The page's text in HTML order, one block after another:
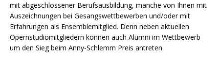
mit abgeschlossener Berufsausbildung, manche von Ihnen mit
Auszeichnungen bei Gesangswettbewerben und/oder mit
Erfahrungen als Ensemblemitglied. Denn neben aktuellen
Opernstudiomitgliedern können auch Alumni im Wettbewerb
um den Sieg beim Anny-Schlemm Preis antreten.